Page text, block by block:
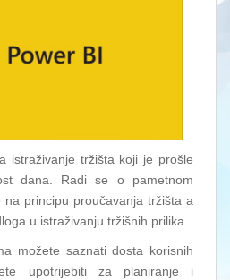
istraživanje tržišta koji je prošle
dana. Radi se o pametnom
na principu proučavanja tržišta a
u istraživanju tržišnih prilika.
možete saznati dosta korisnih
upotrijebiti za planiranje i